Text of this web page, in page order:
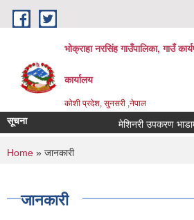
Skip to main content
भोक्राहा नरसिंह गाउँपालिका, गाउँ
कार्यालय
कोशी प्रदेश, सुनसरी ,नेपाल
सूचना मेशिनरी उपकरण
You are here
Home » जानकारी
जानकारी